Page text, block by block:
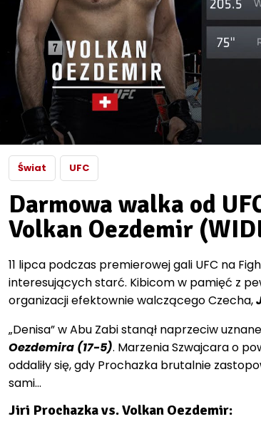
Świat UFC
Darmowa walka od
Volkan Oezdemir
11 lipca podczas premierowej gali UFC na
interesujących starć. Kibicom w pamięć z
organizacji efektownie walczącego Czecha,
„Denisa” w Abu Zabi stanął naprzeciw
Oezdemira (17-5). Marzenia Szwajcara o
oddaliły się, gdy Prochazka brutalnie
sami…
Jiri Prochazka vs. Volkan Oezdemir: